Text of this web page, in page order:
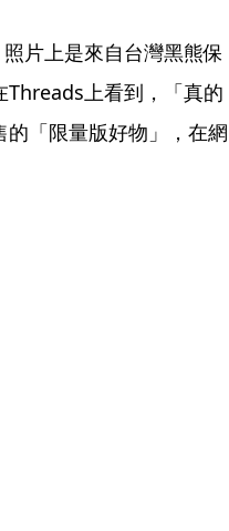
片上是來自台灣黑熊保
Threads上看到，「真的
「限量版好物」，在網